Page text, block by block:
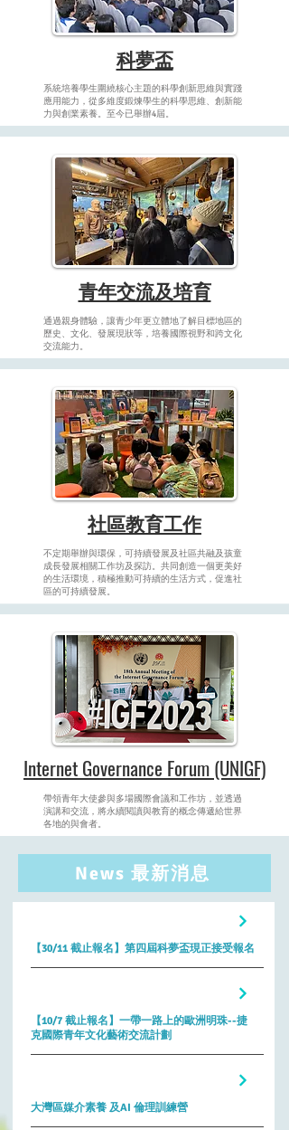
​科夢盃
系統培養學生圍繞核心主題的科學創新思維與實踐
應用能力，從多維度鍛煉學生的科學思維、創新能
力與創業素養。 至今已舉辦4屆。
​青年交流及培育
通過親身體驗，讓青少年更立體地了解目標地區的
歷史、文化、發展現狀等，培養國際視野和跨文化
交流能力。
社區教育工作
不定期舉辦與環保，可持續發展及社區共融及孩童
成長發展相關工作坊及探訪。共同創造一個更美好
的生活環境，積極推動可持續的生活方式，促進社
區的可持續發展。
Internet Governance Forum (UNIGF)
帶領青年大使參與多場國際會議和工作坊，並透過
演講和交流，將永續閱讀與教育的概念傳遞給世界
各地的與會者。
News 最新消息
【30/11 截止報名】第四屆科夢盃現正接受報名
【10/7 截止報名】一帶一路上的歐洲明珠--捷
克國際青年文化藝術交流計劃
大灣區媒介素養 及AI 倫理訓練營